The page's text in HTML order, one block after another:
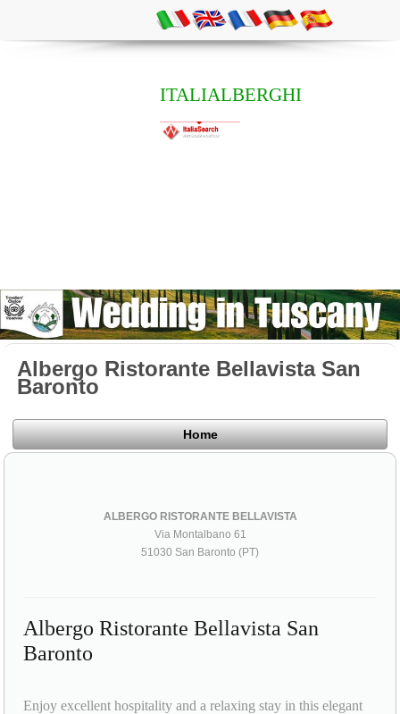
ITALIALBERGHI
Albergo Ristorante Bellavista San
Baronto
Home
ALBERGO RISTORANTE BELLAVISTA
Via Montalbano 61
51030 San Baronto (PT)
Albergo Ristorante Bellavista San
Baronto
Enjoy excellent hospitality and a relaxing stay in this elegant